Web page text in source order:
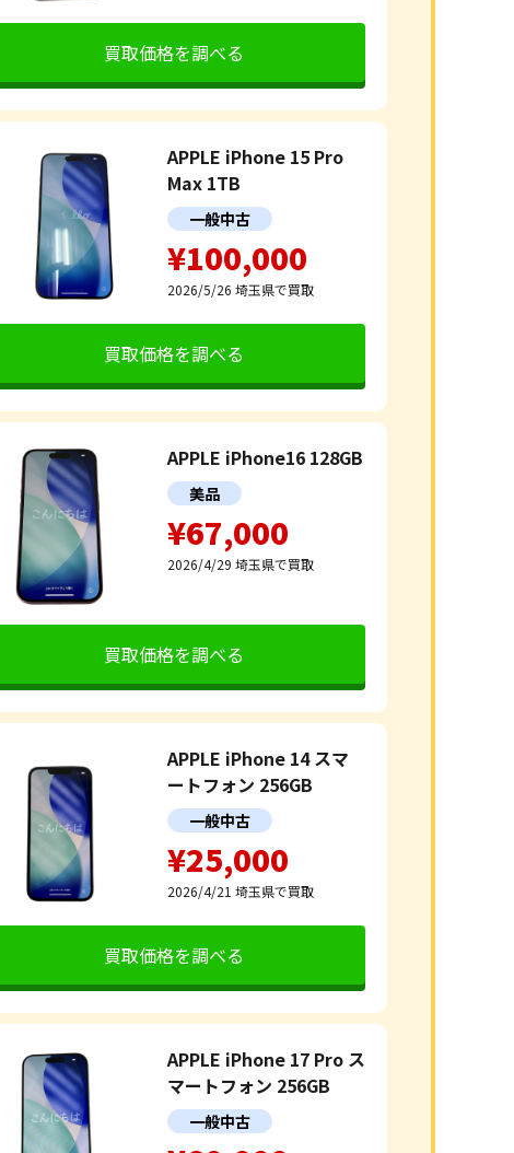
買取価格を調べる
APPLE iPhone 15 Pro
Max 1TB
一般中古
¥100,000
2026/5/26 埼玉県で買取
買取価格を調べる
APPLE iPhone16 128GB
美品
¥67,000
2026/4/29 埼玉県で買取
買取価格を調べる
APPLE iPhone 14 スマ
ートフォン 256GB
一般中古
¥25,000
2026/4/21 埼玉県で買取
買取価格を調べる
APPLE iPhone 17 Pro ス
マートフォン 256GB
一般中古